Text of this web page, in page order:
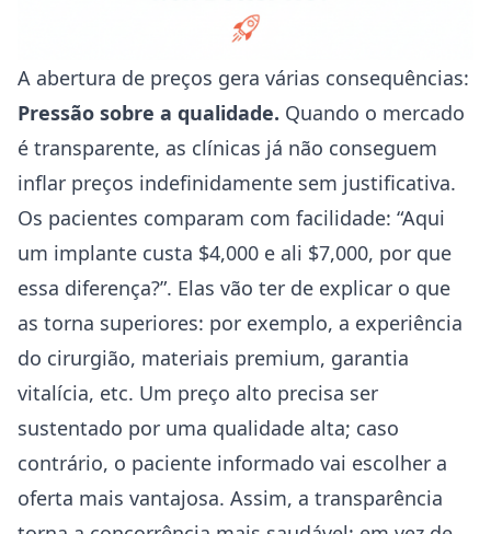
A abertura de preços gera várias consequências:
Pressão sobre a qualidade. Quando o mercado
é transparente, as clínicas já não conseguem
inflar preços indefinidamente sem justificativa.
Os pacientes comparam com facilidade: “Aqui
um implante custa $4,000 e ali $7,000, por que
essa diferença?”. Elas vão ter de explicar o que
as torna superiores: por exemplo, a experiência
do cirurgião, materiais premium, garantia
vitalícia, etc. Um preço alto precisa ser
sustentado por uma qualidade alta; caso
contrário, o paciente informado vai escolher a
oferta mais vantajosa. Assim, a transparência